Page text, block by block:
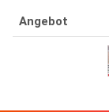
Angebot